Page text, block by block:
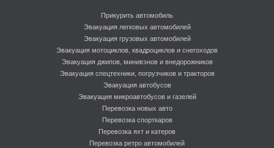
Прикурить автомобиль
Эвакуация легковых автомобилей
Эвакуация грузовых автомобилей
Эвакуация мотоциклов, квадроциклов и снегоходов
Эвакуация джипов, минивэнов и внедорожников
Эвакуация спецтехники, погрузчиков и тракторов
Эвакуация автобусов
Эвакуация микроавтобусов и газелей
Перевозка новых авто
Перевозка спорткаров
Перевозка яхт и катеров
Перевозка ретро автомобилей